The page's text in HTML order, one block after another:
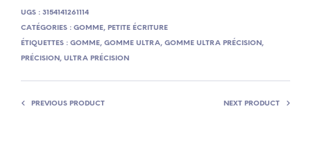
UGS : 3154141261114
CATÉGORIES : GOMME, PETITE ÉCRITURE
ÉTIQUETTES : GOMME, GOMME ULTRA, GOMME ULTRA PRÉCISION ,
PRÉCISION , ULTRA PRÉCISION
PREVIOUS PRODUCT NEXT PRODUCT